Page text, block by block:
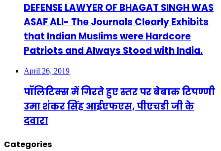
DEFENSE LAWYER OF BHAGAT SINGH WAS
ASAF ALI- The Journals Clearly Exhibits
that Indian Muslims were Hardcore
Patriots and Always Stood with India.
April 26, 2019
पॉलिटिक्स में गिरते हुए स्तर पर बेबाक टिपण्णी
उमा शंकर सिंह आईएफएस, पीएचडी जी के
दवारा
Categories